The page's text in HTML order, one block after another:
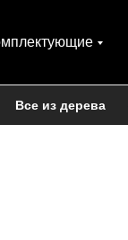
Все из дерева